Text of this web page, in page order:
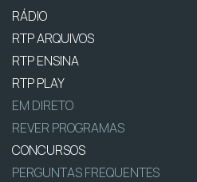
RÁDIO
RTP ARQUIVOS
RTP ENSINA
RTP PLAY
EM DIRETO
REVER PROGRAMAS
CONCURSOS
PERGUNTAS FREQUENTES